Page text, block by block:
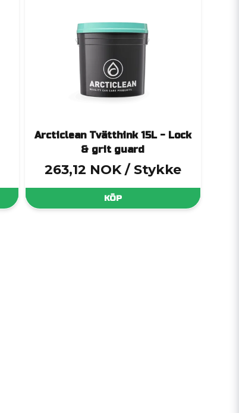
Arcticlean Tvätthink 15L - Lock
& grit guard
263,12 NOK / Stykke
KÖP